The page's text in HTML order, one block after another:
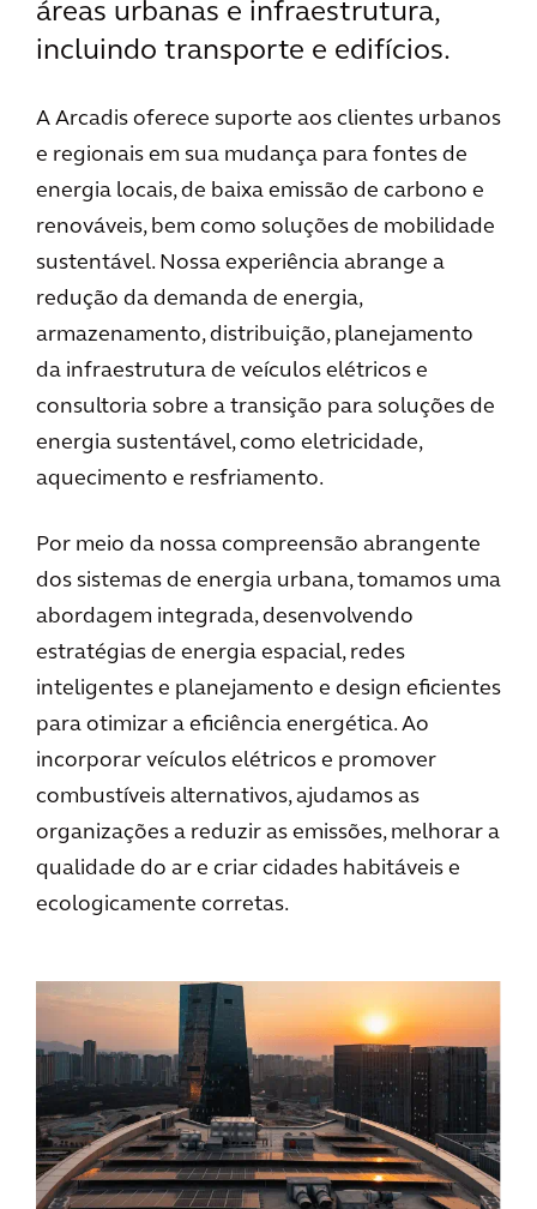
áreas urbanas e infraestrutura,
incluindo transporte e edifícios.
A Arcadis oferece suporte aos clientes urbanos
e regionais em sua mudança para fontes de
energia locais, de baixa emissão de carbono e
renováveis, bem como soluções de mobilidade
sustentável. Nossa experiência abrange a
redução da demanda de energia,
armazenamento, distribuição, planejamento
da infraestrutura de veículos elétricos e
consultoria sobre a transição para soluções de
energia sustentável, como eletricidade,
aquecimento e resfriamento.
Por meio da nossa compreensão abrangente
dos sistemas de energia urbana, tomamos uma
abordagem integrada, desenvolvendo
estratégias de energia espacial, redes
inteligentes e planejamento e design eficientes
para otimizar a eficiência energética. Ao
incorporar veículos elétricos e promover
combustíveis alternativos, ajudamos as
organizações a reduzir as emissões, melhorar a
qualidade do ar e criar cidades habitáveis e
ecologicamente corretas.